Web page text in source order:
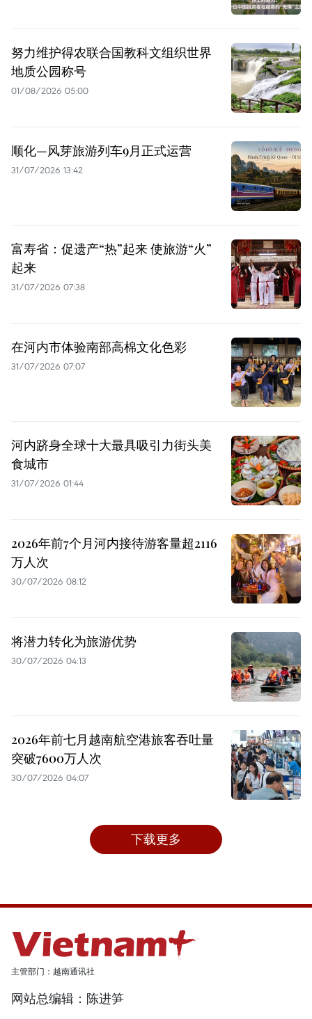
努力维护得农联合国教科文组织世界
地质公园称号
01/08/2026 05:00
顺化—风芽旅游列车9月正式运营
31/07/2026 13:42
富寿省：促遗产“热”起来 使旅游“火”
起来
31/07/2026 07:38
在河内市体验南部高棉文化色彩
31/07/2026 07:07
河内跻身全球十大最具吸引力街头美
食城市
31/07/2026 01:44
2026年前7个月河内接待游客量超2116
万人次
30/07/2026 08:12
将潜力转化为旅游优势
30/07/2026 04:13
2026年前七月越南航空港旅客吞吐量
突破7600万人次
30/07/2026 04:07
下载更多
主管部门：越南通讯社
网站总编辑：陈进笋